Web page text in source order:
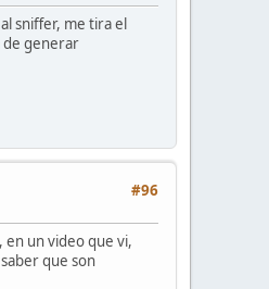
sniffer, me tira el
de generar
#96
en un video que vi,
que son